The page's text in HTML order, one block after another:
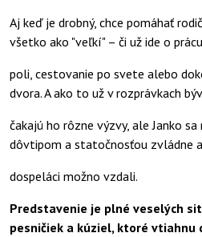
Aj keď je drobný, chce pomáhať
všetko ako "veľkí" – či už ide o
poli, cestovanie po svete alebo
dvora. A ako to už v rozprávkach
čakajú ho rôzne výzvy, ale Janko
dôvtipom a statočnosťou zvládne
dospeláci možno vzdali.
Predstavenie je plné veselých
pesničiek a kúziel, ktoré vtiahnu